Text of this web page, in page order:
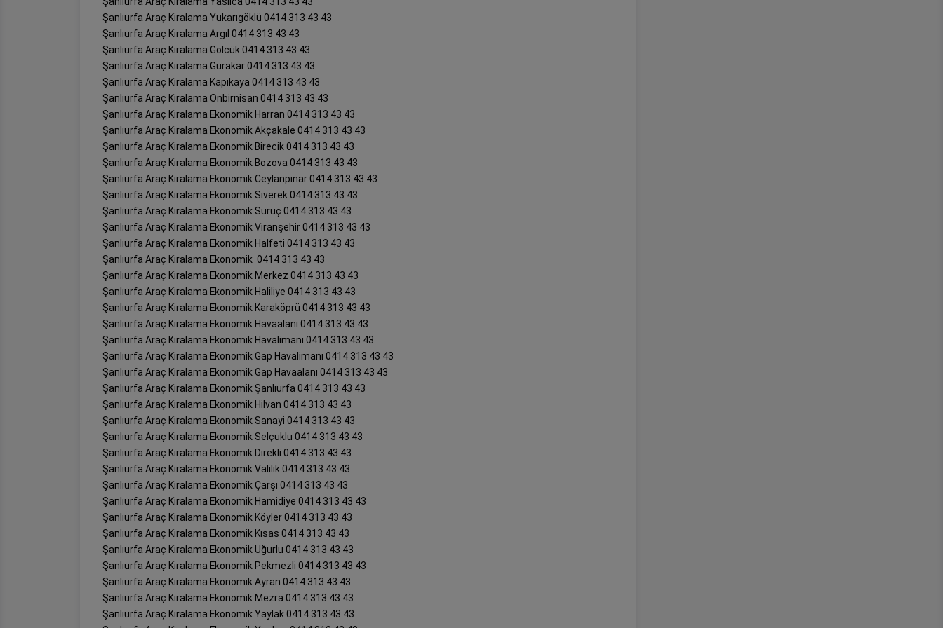
Şanlıurfa Araç Kiralama Yukarıgöklü 0414 313 43 43
Şanlıurfa Araç Kiralama Argıl 0414 313 43 43
Şanlıurfa Araç Kiralama Gölcük 0414 313 43 43
Şanlıurfa Araç Kiralama Gürakar 0414 313 43 43
Şanlıurfa Araç Kiralama Kapıkaya 0414 313 43 43
Şanlıurfa Araç Kiralama Onbirnisan 0414 313 43 43
Şanlıurfa Araç Kiralama Ekonomik Harran 0414 313 43 43
Şanlıurfa Araç Kiralama Ekonomik Akçakale 0414 313 43 43
Şanlıurfa Araç Kiralama Ekonomik Birecik 0414 313 43 43
Şanlıurfa Araç Kiralama Ekonomik Bozova 0414 313 43 43
Şanlıurfa Araç Kiralama Ekonomik Ceylanpınar 0414 313 43 43
Şanlıurfa Araç Kiralama Ekonomik Siverek 0414 313 43 43
Şanlıurfa Araç Kiralama Ekonomik Suruç 0414 313 43 43
Şanlıurfa Araç Kiralama Ekonomik Viranşehir 0414 313 43 43
Şanlıurfa Araç Kiralama Ekonomik Halfeti 0414 313 43 43
Şanlıurfa Araç Kiralama Ekonomik 0414 313 43 43
Şanlıurfa Araç Kiralama Ekonomik Merkez 0414 313 43 43
Şanlıurfa Araç Kiralama Ekonomik Haliliye 0414 313 43 43
Şanlıurfa Araç Kiralama Ekonomik Karaköprü 0414 313 43 43
Şanlıurfa Araç Kiralama Ekonomik Havaalanı 0414 313 43 43
Şanlıurfa Araç Kiralama Ekonomik Havalimanı 0414 313 43 43
Şanlıurfa Araç Kiralama Ekonomik Gap Havalimanı 0414 313 43 43
Şanlıurfa Araç Kiralama Ekonomik Gap Havaalanı 0414 313 43 43
Şanlıurfa Araç Kiralama Ekonomik Şanlıurfa 0414 313 43 43
Şanlıurfa Araç Kiralama Ekonomik Hilvan 0414 313 43 43
Şanlıurfa Araç Kiralama Ekonomik Sanayi 0414 313 43 43
Şanlıurfa Araç Kiralama Ekonomik Selçuklu 0414 313 43 43
Şanlıurfa Araç Kiralama Ekonomik Direkli 0414 313 43 43
Şanlıurfa Araç Kiralama Ekonomik Valilik 0414 313 43 43
Şanlıurfa Araç Kiralama Ekonomik Çarşı 0414 313 43 43
Şanlıurfa Araç Kiralama Ekonomik Hamidiye 0414 313 43 43
Şanlıurfa Araç Kiralama Ekonomik Köyler 0414 313 43 43
Şanlıurfa Araç Kiralama Ekonomik Kısas 0414 313 43 43
Şanlıurfa Araç Kiralama Ekonomik Uğurlu 0414 313 43 43
Şanlıurfa Araç Kiralama Ekonomik Pekmezli 0414 313 43 43
Şanlıurfa Araç Kiralama Ekonomik Ayran 0414 313 43 43
Şanlıurfa Araç Kiralama Ekonomik Mezra 0414 313 43 43
Şanlıurfa Araç Kiralama Ekonomik Yaylak 0414 313 43 43